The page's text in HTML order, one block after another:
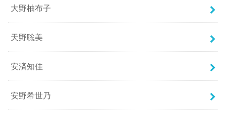
大野柚布子
天野聡美
安済知佳
安野希世乃